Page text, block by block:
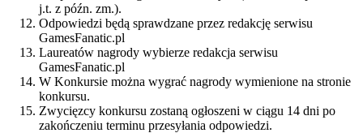
j.t. z późn. zm.).
Odpowiedzi będą sprawdzane przez redakcję serwisu
GamesFanatic.pl
Laureatów nagrody wybierze redakcja serwisu
GamesFanatic.pl
W Konkursie można wygrać nagrody wymienione na stronie
konkursu.
Zwycięzcy konkursu zostaną ogłoszeni w ciągu 14 dni po
zakończeniu terminu przesyłania odpowiedzi.